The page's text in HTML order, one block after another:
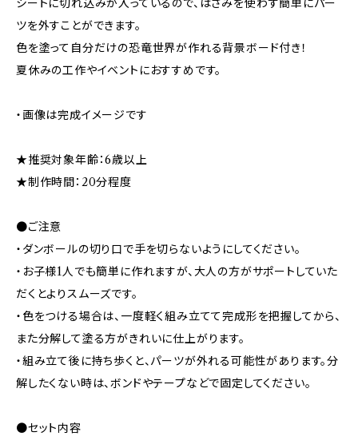
シートに切れ込みが入っているので、はさみを使わず簡単にパー
ツを外すことができます。
色を塗って自分だけの恐竜世界が作れる背景ボード付き！
夏休みの工作やイベントにおすすめです。
・画像は完成イメージです
★推奨対象年齢：6歳以上
★制作時間：20分程度
●ご注意
・ダンボールの切り口で手を切らないようにしてください。
・お子様1人でも簡単に作れますが、大人の方がサポートしていた
だくとよりスムーズです。
・色をつける場合は、一度軽く組み立てて完成形を把握してから、
また分解して塗る方がきれいに仕上がります。
・組み立て後に持ち歩くと、パーツが外れる可能性があります。分
解したくない時は、ボンドやテープなどで固定してください。
●セット内容